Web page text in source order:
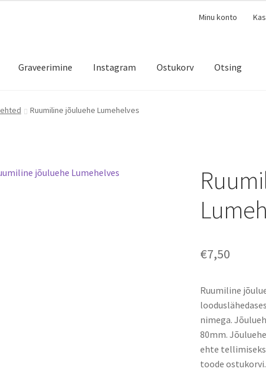
Minu konto
Graveerimine Instagram Ostukorv Otsing
Ruumiline jõuluehe Lumehelves
€7,50
Ruumiline
nimega.
80mm.
ehte tellimiseks
toode